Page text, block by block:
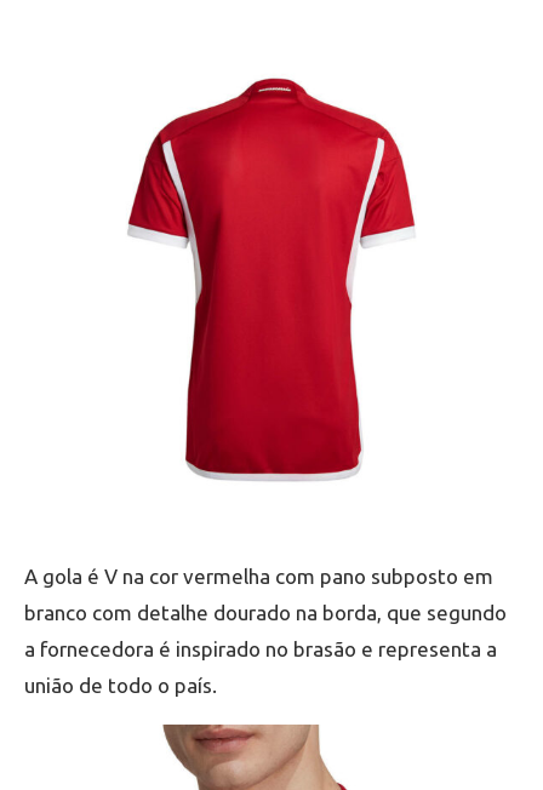
A gola é V na cor vermelha com pano subposto em
branco com detalhe dourado na borda, que segundo
a fornecedora é inspirado no brasão e representa a
união de todo o país.